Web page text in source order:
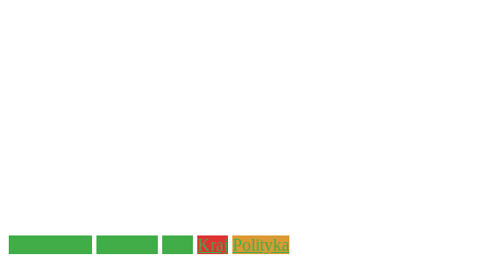
Kraj Polityka